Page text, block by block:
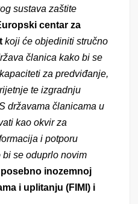
sustava zaštite
centar za
koji će objediniti stručno
članica kako bi se
za predviđanje,
te izgradnju
državama članicama u
kao okvir za
i potporu
se oduprlo novim
posebno inozemnoj
i uplitanju (FIMI) i